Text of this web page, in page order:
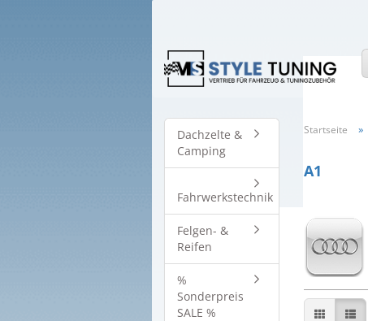
Startseite »
A1
Dachzelte &
Camping
Fahrwerkstechnik
Felgen- &
Reifen
%
Sonderpreis
SALE %